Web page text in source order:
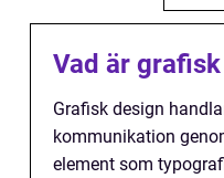
Vad är
Grafisk design
kommunikation
element som